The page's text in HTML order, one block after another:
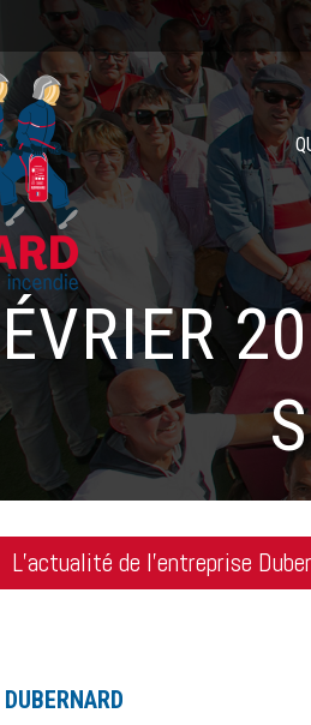
L’actualité de l’entreprise